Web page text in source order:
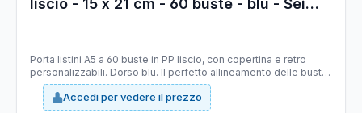
liscio - 15 x 21 cm - 60 buste - blu - Sei
Porta listini A5 a 60 buste in PP liscio, con copertina e retro
personalizzabili. Dorso blu. Il perfetto allineamento delle buste
e la particolare saldatura facilitano la consultazione. Formato
contenuto 150x210mm. Ideale per menù, libretti dei canti etc.
Accedi per vedere il prezzo